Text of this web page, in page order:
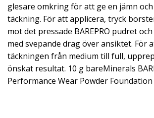
glesare omkring för att ge en jämn
täckning. För att applicera, tryck
mot det pressade BAREPRO pudret
med svepande drag över ansiktet. För
täckningen från medium till full,
önskat resultat. 10 g bareMinerals
Performance Wear Powder Foundation